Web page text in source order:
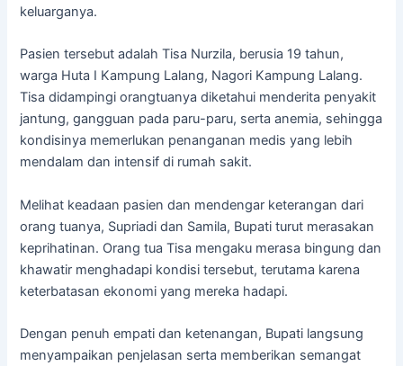
keluarganya.
Pasien tersebut adalah Tisa Nurzila, berusia 19 tahun,
warga Huta I Kampung Lalang, Nagori Kampung Lalang.
Tisa didampingi orangtuanya diketahui menderita penyakit
jantung, gangguan pada paru-paru, serta anemia, sehingga
kondisinya memerlukan penanganan medis yang lebih
mendalam dan intensif di rumah sakit.
Melihat keadaan pasien dan mendengar keterangan dari
orang tuanya, Supriadi dan Samila, Bupati turut merasakan
keprihatinan. Orang tua Tisa mengaku merasa bingung dan
khawatir menghadapi kondisi tersebut, terutama karena
keterbatasan ekonomi yang mereka hadapi.
Dengan penuh empati dan ketenangan, Bupati langsung
menyampaikan penjelasan serta memberikan semangat